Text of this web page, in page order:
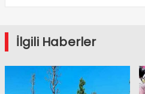
İlgili Haberler